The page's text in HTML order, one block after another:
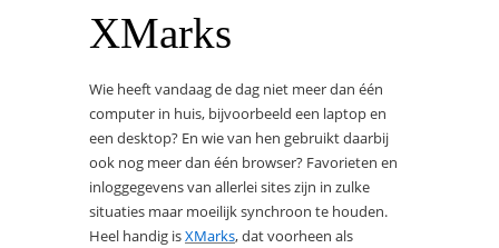
XMarks
Wie heeft vandaag de dag niet meer dan één
computer in huis, bijvoorbeeld een laptop en
een desktop? En wie van hen gebruikt daarbij
ook nog meer dan één browser? Favorieten en
inloggegevens van allerlei sites zijn in zulke
situaties maar moeilijk synchroon te houden.
Heel handig isXMarks, dat voorheen als